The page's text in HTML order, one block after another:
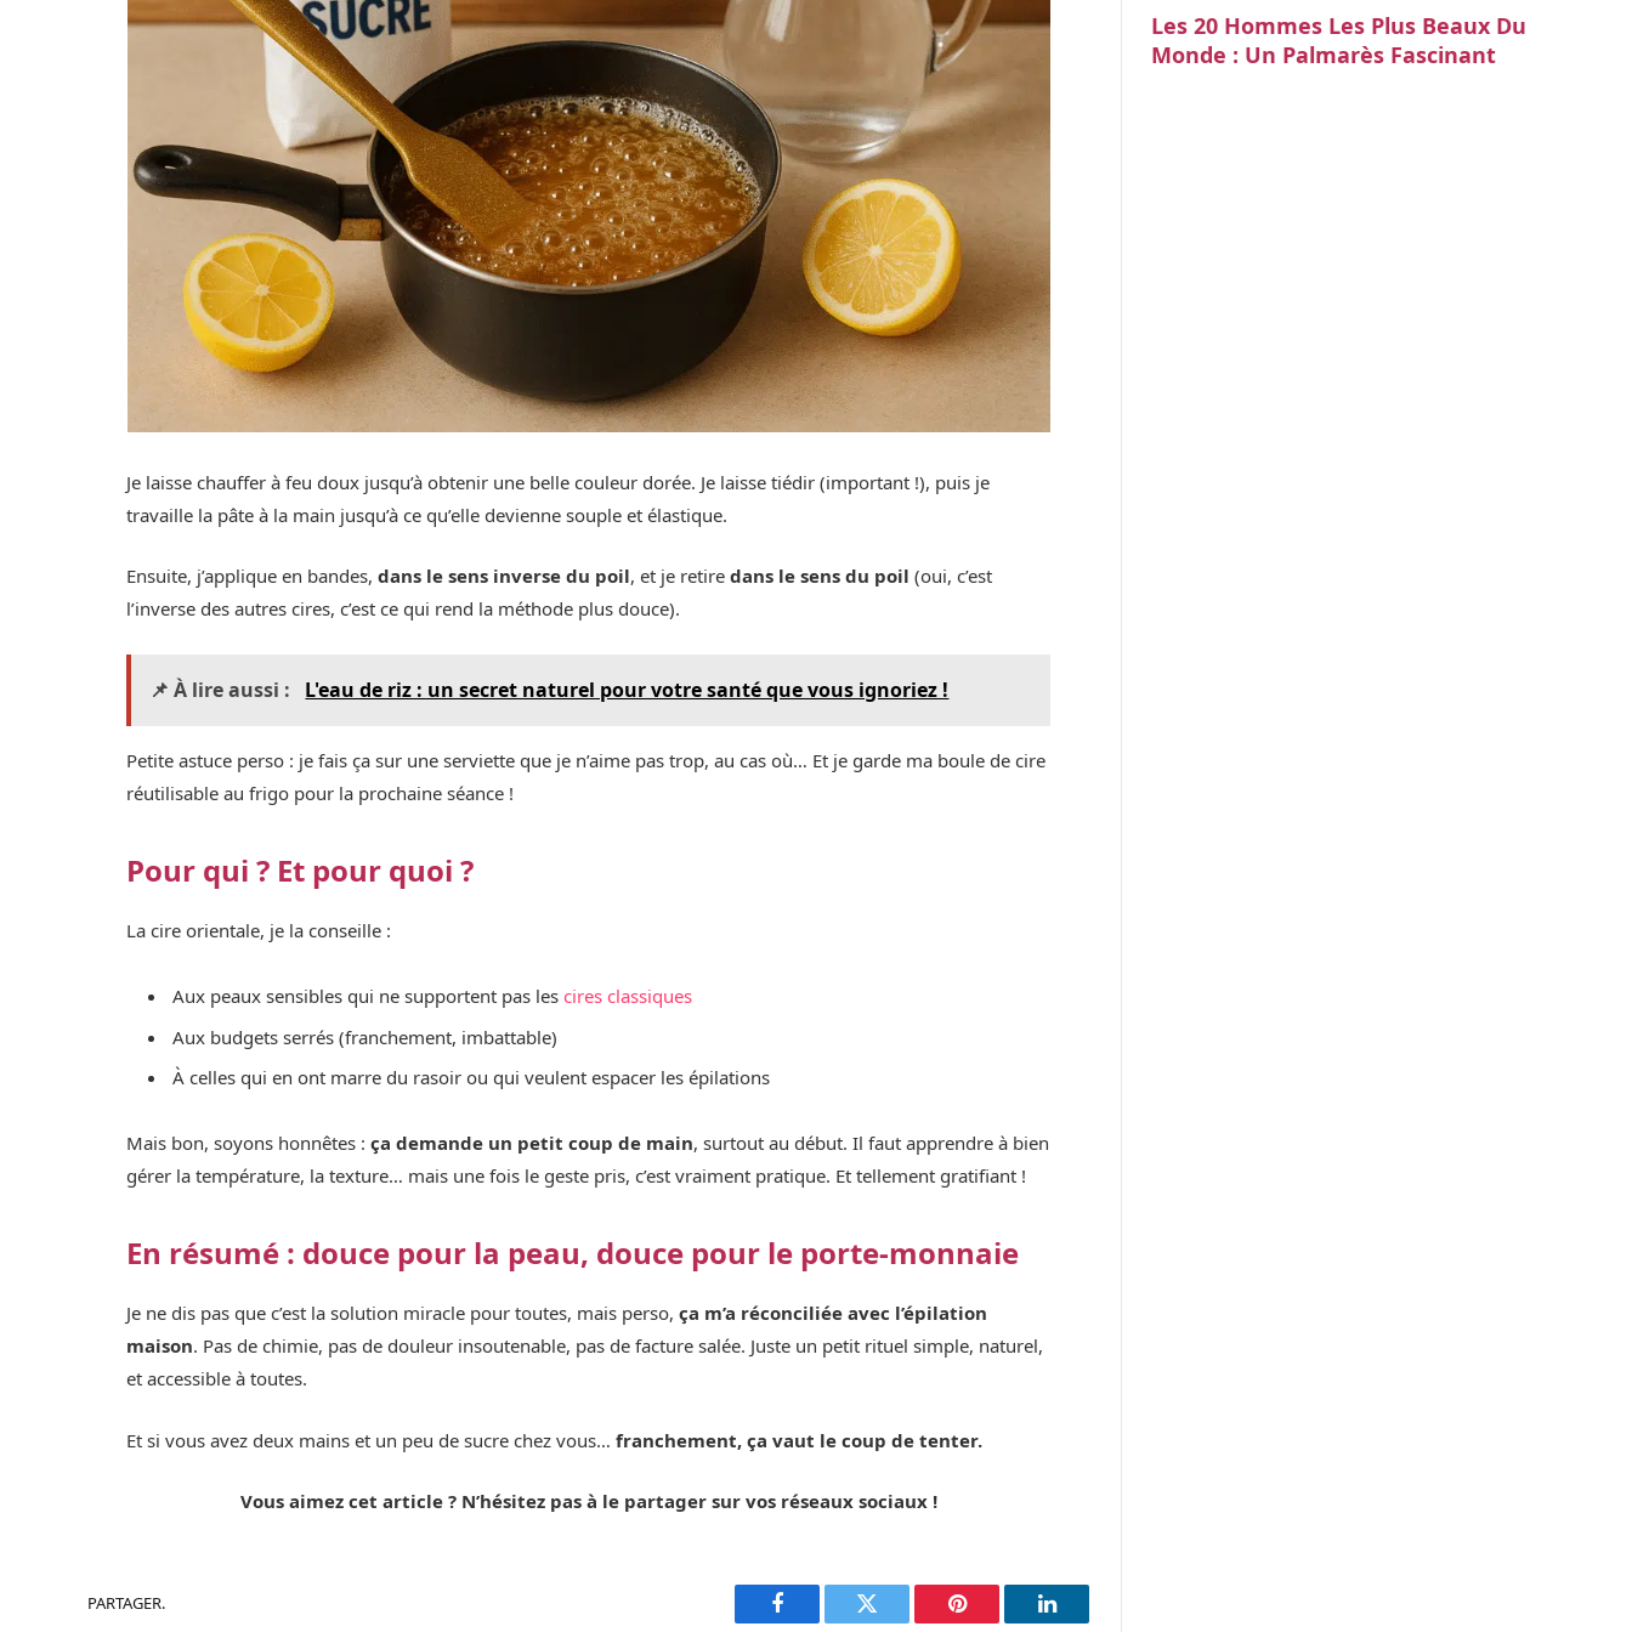
Je laisse chauffer à feu doux jusqu’à obtenir une belle couleur dorée. Je laisse tiédir (important !), puis je
travaille la pâte à la main jusqu’à ce qu’elle devienne souple et élastique.
Ensuite, j’applique en bandes,dans le sens inverse du poil, et je retiredans le sens du poil (oui, c’est
l’inverse des autres cires, c’est ce qui rend la méthode plus douce).
📌 À lire aussi : L'eau de riz : un secret naturel pour votre santé que vous ignoriez !
Petite astuce perso : je fais ça sur une serviette que je n’aime pas trop, au cas où… Et je garde ma boule de cire
réutilisable au frigo pour la prochaine séance !
Pour qui ? Et pour quoi ?
La cire orientale, je la conseille :
Aux peaux sensibles qui ne supportent pas lescires classiques
Aux budgets serrés (franchement, imbattable)
À celles qui en ont marre du rasoir ou qui veulent espacer les épilations
Mais bon, soyons honnêtes :ça demande un petit coup de main, surtout au début. Il faut apprendre à bien
gérer la température, la texture… mais une fois le geste pris, c’est vraiment pratique. Et tellement gratifiant !
En résumé : douce pour la peau, douce pour le porte-monnaie
Je ne dis pas que c’est la solution miracle pour toutes, mais perso,ça m’a réconciliée avec l’épilation
maison. Pas de chimie, pas de douleur insoutenable, pas de facture salée. Juste un petit rituel simple, naturel,
et accessible à toutes.
Et si vous avez deux mains et un peu de sucre chez vous…franchement, ça vaut le coup de tenter.
Vous aimez cet article ? N’hésitez pas à le partager sur vos réseaux sociaux !
PARTAGER.
Facebook Twitter Pinterest LinkedIn
Les 20 Hommes Les Plus Beaux Du
Monde : Un Palmarès Fascinant